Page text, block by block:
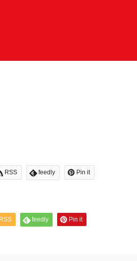
RSS feedly Pin it
RSS feedly Pin it